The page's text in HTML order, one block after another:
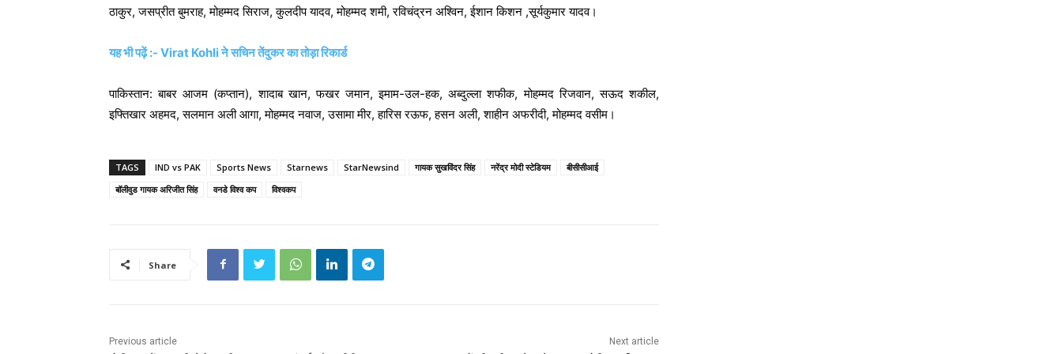
ठाकुर, जसप्रीत बुमराह, मोहम्मद सिराज, कुलदीप यादव, मोहम्मद शमी, रविचंद्रन अश्विन, ईशान किशन ,सूर्यकुमार यादव।
यह भी पढ़ें :- Virat Kohli ने सचिन तेंदुकर का तोड़ा रिकार्ड
पाकिस्तान: बाबर आजम (कप्तान), शादाब खान, फखर जमान, इमाम-उल-हक, अब्दुल्ला शफीक, मोहम्मद रिजवान, सऊद शकील,
इफ्तिखार अहमद, सलमान अली आगा, मोहम्मद नवाज, उसामा मीर, हारिस रऊफ, हसन अली, शाहीन अफरीदी, मोहम्मद वसीम।
TAGS IND vs PAK Sports News Starnews StarNewsind गायक सुखविंदर सिंह नरेंद्र मोदी स्टेडियम
बीसीसीआई
बॉलीवुड गायक अरिजीत सिंह
वनडे विश्व कप विश्वकप
Share
Previous article Next article